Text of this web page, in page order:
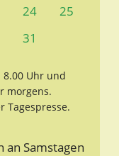
24
25
31
Uhr und
morgens.
Tagespresse.
Samstagen